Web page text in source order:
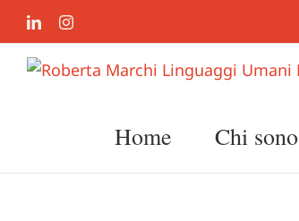
Salta
contenuto
LinkedInInstagram
Home Chi sono